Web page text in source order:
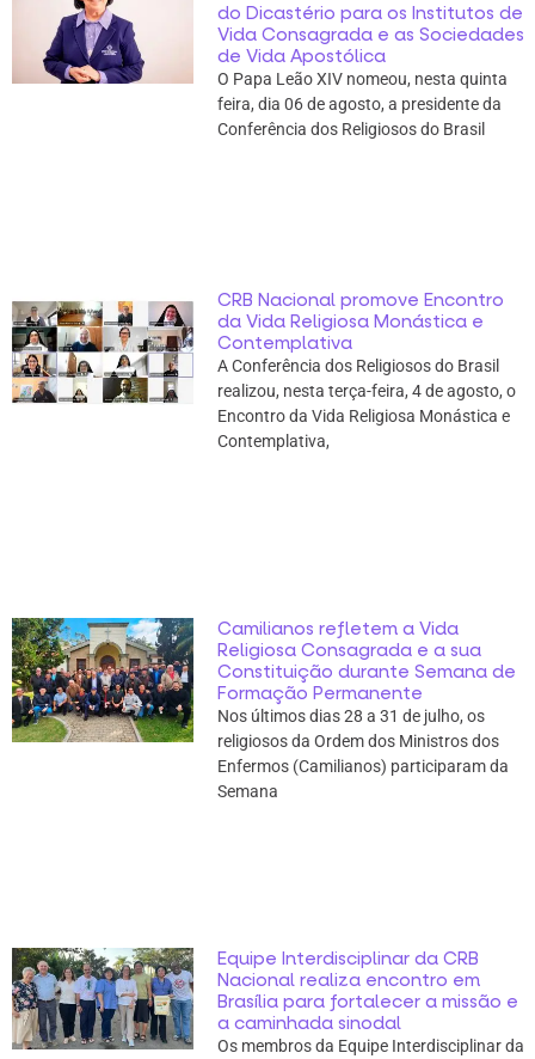
do Dicastério para os Institutos de
Vida Consagrada e as Sociedades
de Vida Apostólica
O Papa Leão XIV nomeou, nesta quinta
feira, dia 06 de agosto, a presidente da
Conferência dos Religiosos do Brasil
CRB Nacional promove Encontro
da Vida Religiosa Monástica e
Contemplativa
A Conferência dos Religiosos do Brasil
realizou, nesta terça-feira, 4 de agosto, o
Encontro da Vida Religiosa Monástica e
Contemplativa,
Camilianos refletem a Vida
Religiosa Consagrada e a sua
Constituição durante Semana de
Formação Permanente
Nos últimos dias 28 a 31 de julho, os
religiosos da Ordem dos Ministros dos
Enfermos (Camilianos) participaram da
Semana
Equipe Interdisciplinar da CRB
Nacional realiza encontro em
Brasília para fortalecer a missão e
a caminhada sinodal
Os membros da Equipe Interdisciplinar da